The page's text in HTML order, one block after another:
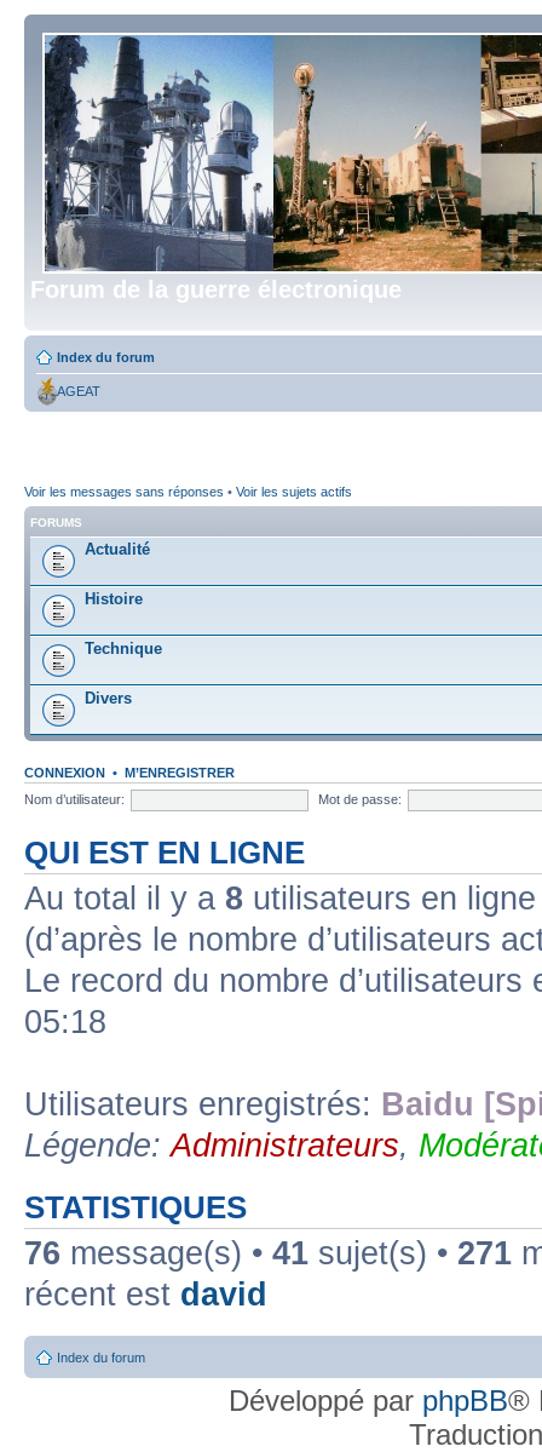
Forum de la guerre électronique
Index du forum
AGEAT
Voir les messages sans réponses • Voir les sujets actifs
FORUMS
Actualité
Histoire
Technique
Divers
CONNEXION • M’ENREGISTRER
Nom d’utilisateur:
Mot de passe:
QUI EST EN LIGNE
Au total il y a 8 utilisateurs en
(d’après le nombre d’utilisateurs
Le record du nombre
05:18
Utilisateurs enregistrés: Baidu
Légende:Administrateurs,
STATISTIQUES
76 message(s) • 41 sujet(s) • 271
récent est david
Index du forum
Développé par phpBB®